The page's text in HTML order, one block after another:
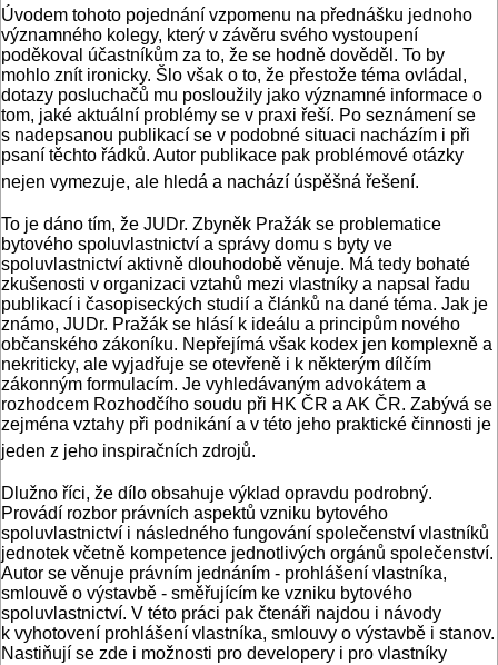
Úvodem tohoto pojednání vzpomenu na přednášku jednoho
významného kolegy, který v závěru svého vystoupení
poděkoval účastníkům za to, že se hodně dověděl. To by
mohlo znít ironicky. Šlo však o to, že přestože téma ovládal,
dotazy posluchačů mu posloužily jako významné informace o
tom, jaké aktuální problémy se v praxi řeší. Po seznámení se
s nadepsanou publikací se v podobné situaci nacházím i při
psaní těchto řádků. Autor publikace pak problémové otázky
nejen vymezuje, ale hledá a nachází úspěšná řešení.
To je dáno tím, že JUDr. Zbyněk Pražák se problematice
bytového spoluvlastnictví a správy domu s byty ve
spoluvlastnictví aktivně dlouhodobě věnuje. Má tedy bohaté
zkušenosti v organizaci vztahů mezi vlastníky a napsal řadu
publikací i časopiseckých studií a článků na dané téma. Jak je
známo, JUDr. Pražák se hlásí k ideálu a principům nového
občanského zákoníku. Nepřejímá však kodex jen komplexně a
nekriticky, ale vyjadřuje se otevřeně i k některým dílčím
zákonným formulacím. Je vyhledávaným advokátem a
rozhodcem Rozhodčího soudu při HK ČR a AK ČR. Zabývá se
zejména vztahy při podnikání a v této jeho praktické činnosti je
jeden z jeho inspiračních zdrojů.
Dlužno říci, že dílo obsahuje výklad opravdu podrobný.
Provádí rozbor právních aspektů vzniku bytového
spoluvlastnictví i následného fungování společenství vlastníků
jednotek včetně kompetence jednotlivých orgánů společenství.
Autor se věnuje právním jednáním - prohlášení vlastníka,
smlouvě o výstavbě - směřujícím ke vzniku bytového
spoluvlastnictví. V této práci pak čtenáři najdou i návody
k vyhotovení prohlášení vlastníka, smlouvy o výstavbě i stanov.
Nastiňují se zde i možnosti pro developery i pro vlastníky